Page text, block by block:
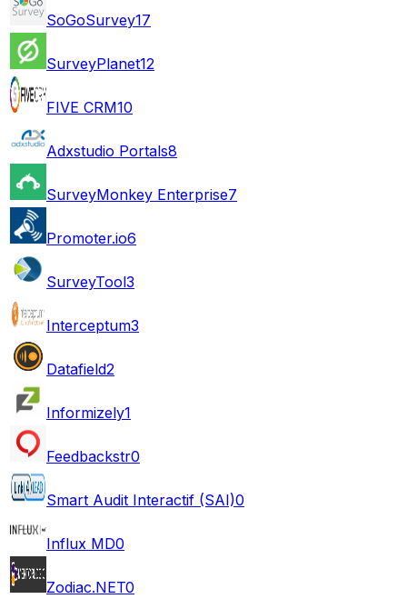
SoGoSurvey17
SurveyPlanet12
FIVE CRM10
Adxstudio Portals8
SurveyMonkey Enterprise7
Promoter.io6
SurveyTool3
Interceptum3
Datafield2
Informizely1
Feedbackstr0
Smart Audit Interactif (SAI)0
Influx MD0
Zodiac.NET0